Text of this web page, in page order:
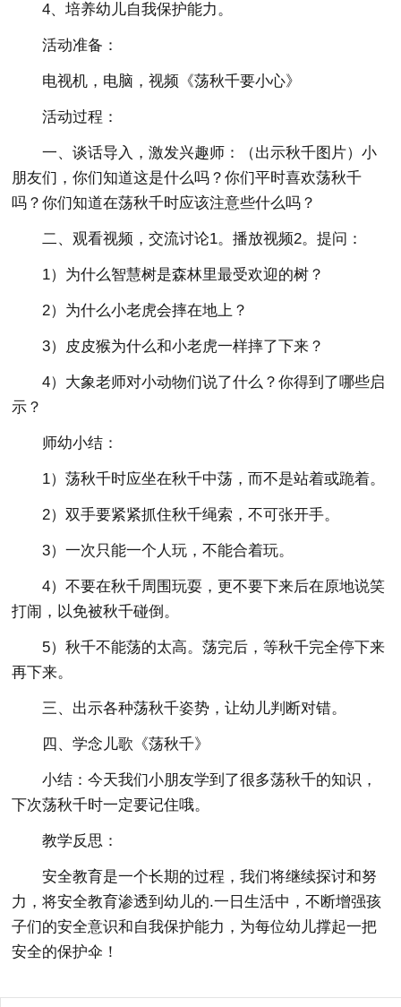
4、培养幼儿自我保护能力。
活动准备：
电视机，电脑，视频《荡秋千要小心》
活动过程：
一、谈话导入，激发兴趣师：（出示秋千图片）小
朋友们，你们知道这是什么吗？你们平时喜欢荡秋千
吗？你们知道在荡秋千时应该注意些什么吗？
二、观看视频，交流讨论1。播放视频2。提问：
1）为什么智慧树是森林里最受欢迎的树？
2）为什么小老虎会摔在地上？
3）皮皮猴为什么和小老虎一样摔了下来？
4）大象老师对小动物们说了什么？你得到了哪些启
示？
师幼小结：
1）荡秋千时应坐在秋千中荡，而不是站着或跪着。
2）双手要紧紧抓住秋千绳索，不可张开手。
3）一次只能一个人玩，不能合着玩。
4）不要在秋千周围玩耍，更不要下来后在原地说笑
打闹，以免被秋千碰倒。
5）秋千不能荡的太高。荡完后，等秋千完全停下来
再下来。
三、出示各种荡秋千姿势，让幼儿判断对错。
四、学念儿歌《荡秋千》
小结：今天我们小朋友学到了很多荡秋千的知识，
下次荡秋千时一定要记住哦。
教学反思：
安全教育是一个长期的过程，我们将继续探讨和努
力，将安全教育渗透到幼儿的.一日生活中，不断增强孩
子们的安全意识和自我保护能力，为每位幼儿撑起一把
安全的保护伞！